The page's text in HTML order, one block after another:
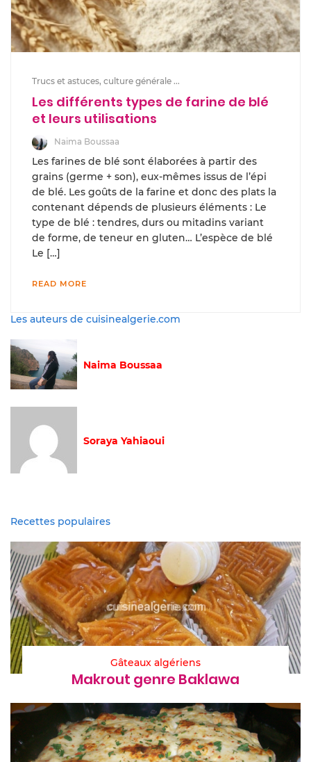
Trucs et astuces, culture générale ...
Les différents types de farine de blé
et leurs utilisations
Naima Boussaa
Les farines de blé sont élaborées à partir des
grains (germe + son), eux-mêmes issus de l’épi
de blé. Les goûts de la farine et donc des plats la
contenant dépends de plusieurs éléments : Le
type de blé : tendres, durs ou mitadins variant
de forme, de teneur en gluten… L’espèce de blé
Le […]
READ MORE
Les auteurs de cuisinealgerie.com
Naima Boussaa
Soraya Yahiaoui
Recettes populaires
Gâteaux algériens
Makrout genre Baklawa